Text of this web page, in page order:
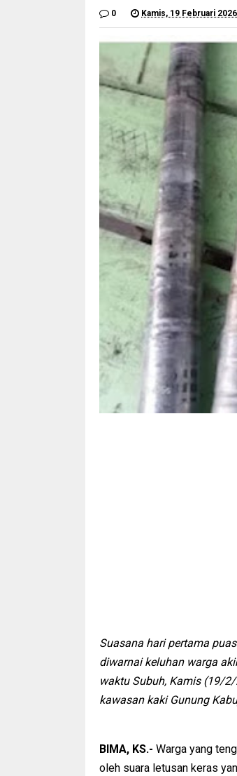
0 Kamis, 19 Februari 2026
Suasana hari pertama
diwarnai keluhan warga
waktu Subuh, Kamis (19/
kawasan kaki Gunung
BIMA, KS.- Warga yang
oleh suara letusan keras